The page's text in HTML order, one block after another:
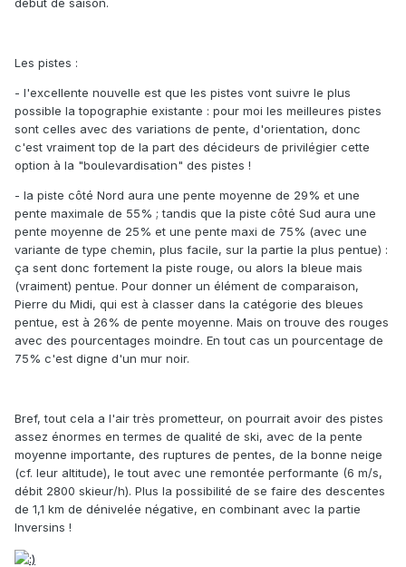
début de saison.
Les pistes :
- l'excellente nouvelle est que les pistes vont suivre le plus
possible la topographie existante : pour moi les meilleures pistes
sont celles avec des variations de pente, d'orientation, donc
c'est vraiment top de la part des décideurs de privilégier cette
option à la "boulevardisation" des pistes !
- la piste côté Nord aura une pente moyenne de 29% et une
pente maximale de 55% ; tandis que la piste côté Sud aura une
pente moyenne de 25% et une pente maxi de 75% (avec une
variante de type chemin, plus facile, sur la partie la plus pentue) :
ça sent donc fortement la piste rouge, ou alors la bleue mais
(vraiment) pentue. Pour donner un élément de comparaison,
Pierre du Midi, qui est à classer dans la catégorie des bleues
pentue, est à 26% de pente moyenne. Mais on trouve des rouges
avec des pourcentages moindre. En tout cas un pourcentage de
75% c'est digne d'un mur noir.
Bref, tout cela a l'air très prometteur, on pourrait avoir des pistes
assez énormes en termes de qualité de ski, avec de la pente
moyenne importante, des ruptures de pentes, de la bonne neige
(cf. leur altitude), le tout avec une remontée performante (6 m/s,
débit 2800 skieur/h). Plus la possibilité de se faire des descentes
de 1,1 km de dénivelée négative, en combinant avec la partie
Inversins !